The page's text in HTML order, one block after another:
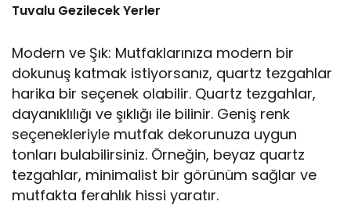
Tuvalu Gezilecek Yerler
Modern ve Şık: Mutfaklarınıza modern bir
dokunuş katmak istiyorsanız, quartz tezgahlar
harika bir seçenek olabilir. Quartz tezgahlar,
dayanıklılığı ve şıklığı ile bilinir. Geniş renk
seçenekleriyle mutfak dekorunuza uygun
tonları bulabilirsiniz. Örneğin, beyaz quartz
tezgahlar, minimalist bir görünüm sağlar ve
mutfakta ferahlık hissi yaratır.